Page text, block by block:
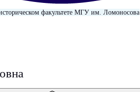
факультете МГУ им. Ломоносова